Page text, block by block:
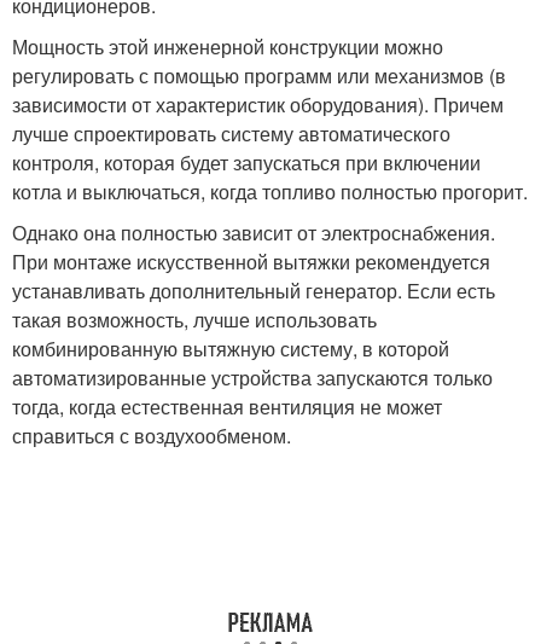
Мощность этой инженерной конструкции можно
регулировать с помощью программ или механизмов (в
зависимости от характеристик оборудования). Причем
лучше спроектировать систему автоматического
контроля, которая будет запускаться при включении
котла и выключаться, когда топливо полностью прогорит.
Однако она полностью зависит от электроснабжения.
При монтаже искусственной вытяжки рекомендуется
устанавливать дополнительный генератор. Если есть
такая возможность, лучше использовать
комбинированную вытяжную систему, в которой
автоматизированные устройства запускаются только
тогда, когда естественная вентиляция не может
справиться с воздухообменом.